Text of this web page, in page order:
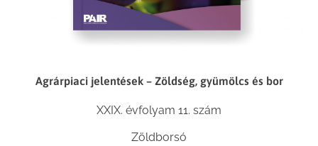
Agrárpiaci jelentések – Zöldség, gyümölcs és bor
XXIX. évfolyam 11. szám
Zöldborsó